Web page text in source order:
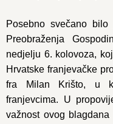
Posebno svečano
Preobraženja
nedjelju 6. kolovoza,
Hrvatske franjevačke
fra Milan Krišto, u
franjevcima. U
važnost ovog